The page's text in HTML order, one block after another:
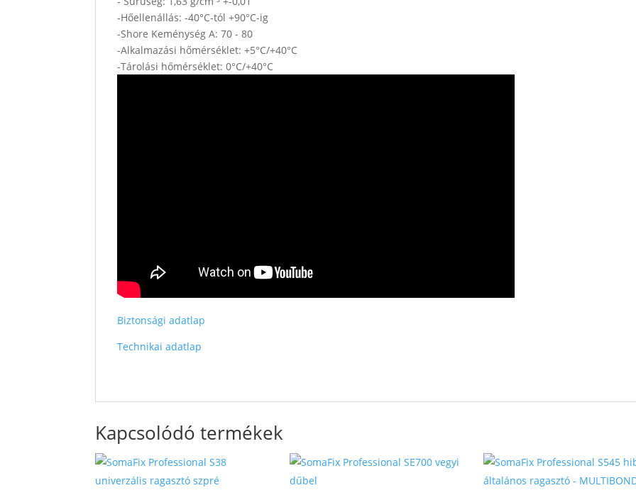
-Hőellenállás: -40°C-tól +90°C-ig
-Shore Keménység A: 70 - 80
-Alkalmazási hőmérséklet: +5°C/+40°C
-Tárolási hőmérséklet: 0°C/+40°C
Biztonsági adatlap
Technikai adatlap
Kapcsolódó termékek